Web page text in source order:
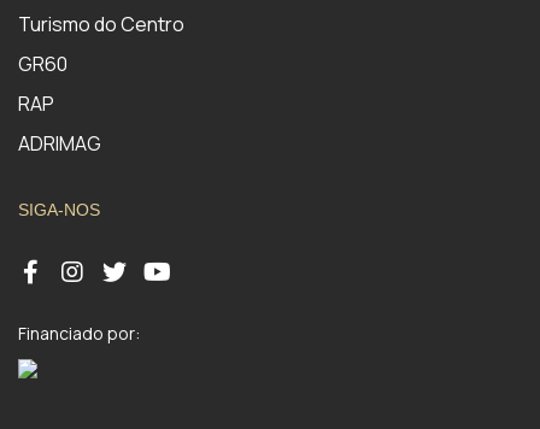
Turismo do Centro
GR60
RAP
ADRIMAG
SIGA-NOS
Financiado por: